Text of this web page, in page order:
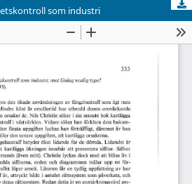
som industri